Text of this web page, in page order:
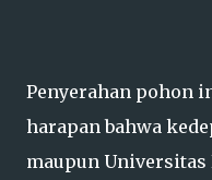
Penyerahan pohon
harapan bahwa
maupun Universitas